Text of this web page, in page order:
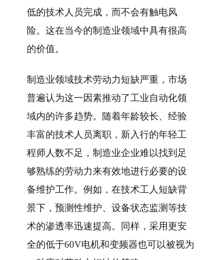
低的技术人员完成，而不会有触电风
险。这在当今的制造业领域中具有很高
的价值。
制造业领域技术劳动力短缺严重，市场
普遍认为这一因素推动了工业自动化领
域内的许多趋势。随着年龄较长、经验
丰富的技术人员离职，新入行的年轻工
程师人数不足，制造业企业难以找到足
够熟练的劳动力来有效地进行必要的设
备维护工作。例如，在技术工人短缺背
景下，预测性维护、设备状态监测等技
术的渗透率迅速提高。同样，采用更安
全的低于60V电机和变频器也可以被视为